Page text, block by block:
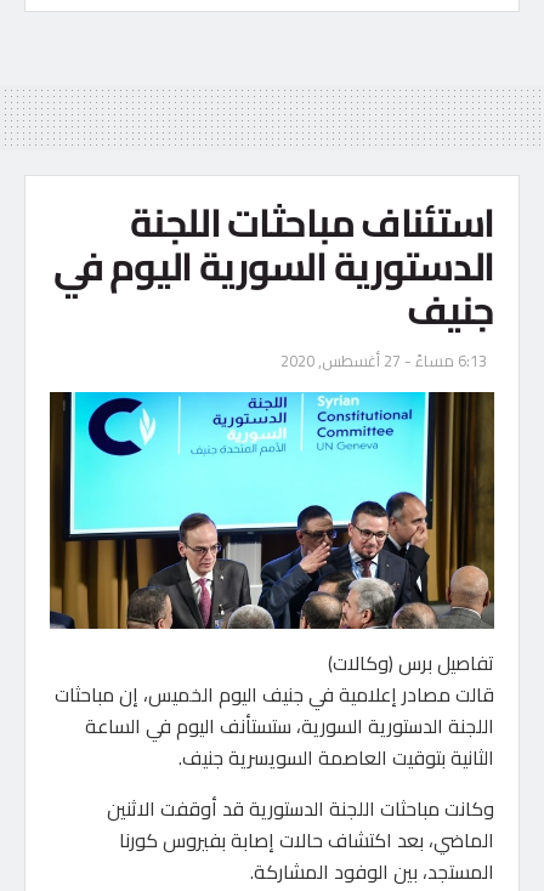
استئناف مباحثات اللجنة
الدستورية السورية اليوم في
جنيف
6:13 مساءً - 27 أغسطس, 2020
تفاصيل برس (وكالات)
قالت مصادر إعلامية في جنيف اليوم الخميس، إن مباحثات
اللجنة الدستورية السورية، ستستأنف اليوم في الساعة
الثانية بتوقيت العاصمة السويسرية جنيف.
وكانت مباحثات اللجنة الدستورية قد أوقفت الاثنين
الماضي، بعد اكتشاف حالات إصابة بفيروس كورنا
المستجد، بين الوفود المشاركة.